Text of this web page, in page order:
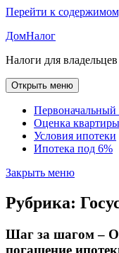
Перейти к
ДомНалог
Налоги для
Открыть меню
Первоначальный
Оценка квартиры
Условия ипотеки
Ипотека под 6%
Закрыть меню
Рубрика:
Шаг за шагом –
погашение